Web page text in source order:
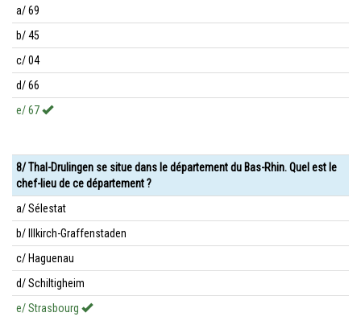
a/ 69
b/ 45
c/ 04
d/ 66
e/ 67
8/ Thal-Drulingen se situe dans le département du Bas-Rhin. Quel est le
chef-lieu de ce département ?
a/ Sélestat
b/ Illkirch-Graffenstaden
c/ Haguenau
d/ Schiltigheim
e/ Strasbourg